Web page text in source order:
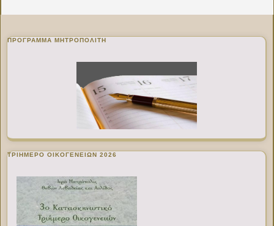
ΠΡΌΓΡΑΜΜΑ ΜΗΤΡΟΠΟΛΊΤΗ
ΤΡΙΗΜΕΡΟ ΟΙΚΟΓΕΝΕΙΩΝ 2026